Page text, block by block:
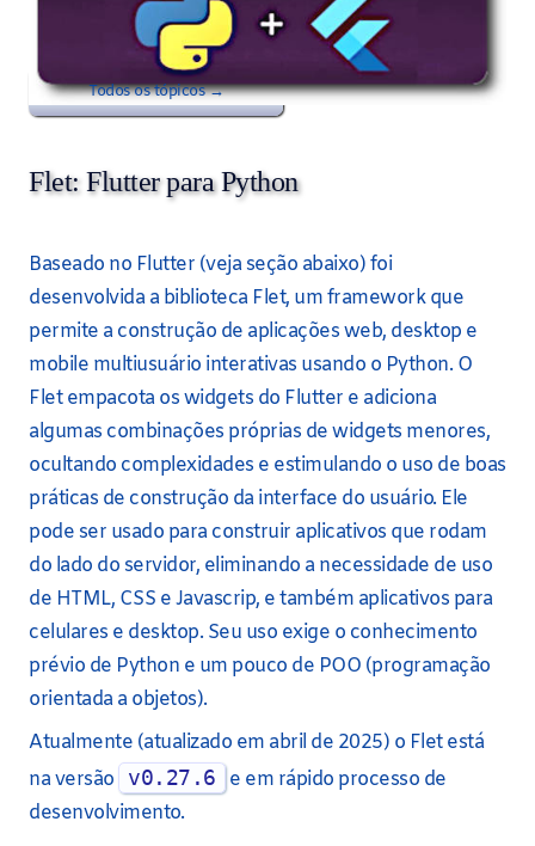
Todos os tópicos →
Flet: Flutter para Python
Baseado no Flutter (veja seção abaixo) foi
desenvolvida a biblioteca Flet, um framework que
permite a construção de aplicações web, desktop e
mobile multiusuário interativas usando o Python. O
Flet empacota os widgets do Flutter e adiciona
algumas combinações próprias de widgets menores,
ocultando complexidades e estimulando o uso de boas
práticas de construção da interface do usuário. Ele
pode ser usado para construir aplicativos que rodam
do lado do servidor, eliminando a necessidade de uso
de HTML, CSS e Javascrip, e também aplicativos para
celulares e desktop. Seu uso exige o conhecimento
prévio de Python e um pouco de POO (programação
orientada a objetos).
Atualmente (atualizado em abril de 2025) o Flet está
na versão
v0.27.6
e em rápido processo de
desenvolvimento.